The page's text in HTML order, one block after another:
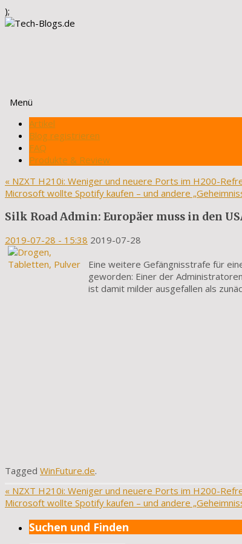
);
Menü
Zum
Inhalt
springen
Artikel
Blog registrieren
FAQ
Produkte & Review
« NZXT H210i: Weniger und neuere Ports im H200-
Microsoft wollte Spotify kaufen – und andere
Silk Road Admin: Europäer muss in den
2019-07-28 - 15:38 2019-07-28
Eine weitere Gefängnisstrafe für
geworden: Einer der
ist damit milder ausgefallen als
Tagged WinFuture.de.
« NZXT H210i: Weniger und neuere Ports im H200-
Microsoft wollte Spotify kaufen – und andere
Suchen und Finden